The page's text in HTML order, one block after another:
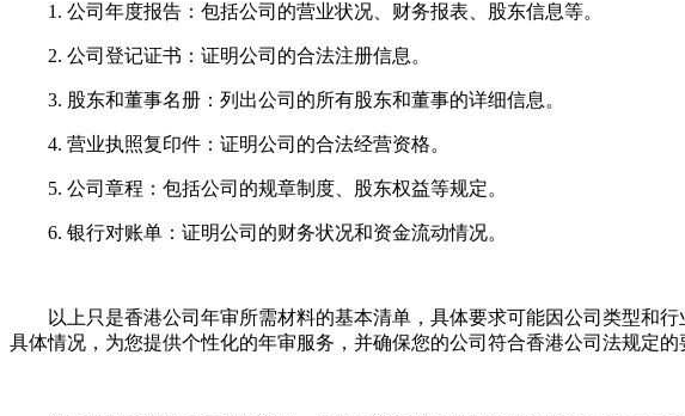
1. 公司年度报告：包括公司的营业状况、财务报表、股东信息等。
2. 公司登记证书：证明公司的合法注册信息。
3. 股东和董事名册：列出公司的所有股东和董事的详细信息。
4. 营业执照复印件：证明公司的合法经营资格。
5. 公司章程：包括公司的规章制度、股东权益等规定。
6. 银行对账单：证明公司的财务状况和资金流动情况。
以上只是香港公司年审所需材料的基本清单，具体要求可能因公司类型和行
具体情况，为您提供个性化的年审服务，并确保您的公司符合香港公司法规定的